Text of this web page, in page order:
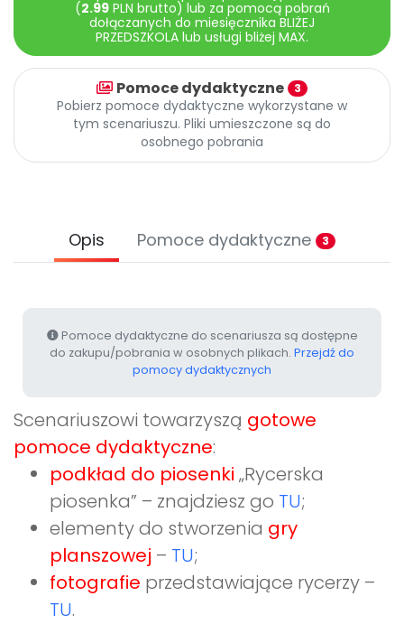
Archiwalne numery
Pomoc
Promocje
(2.99PLN brutto) lub za pomocą pobrań
dołączanych do miesięcznika BLIŻEJ
PRZEDSZKOLA lub usługi bliżej MAX.
Pomoce dydaktyczne 3
Pobierz pomoce dydaktyczne wykorzystane w
tym scenariuszu. Pliki umieszczone są do
osobnego pobrania
Opis Pomoce dydaktyczne 3
Pomoce dydaktyczne do scenariusza są dostępne
do zakupu/pobrania w osobnych plikach. Przejdź do
pomocy dydaktycznych
Scenariuszowi towarzyszą gotowe
pomoce dydaktyczne:
podkład do piosenki „Rycerska
piosenka” – znajdziesz go TU;
elementy do stworzenia gry
planszowej – TU;
fotografie przedstawiające rycerzy –
TU.